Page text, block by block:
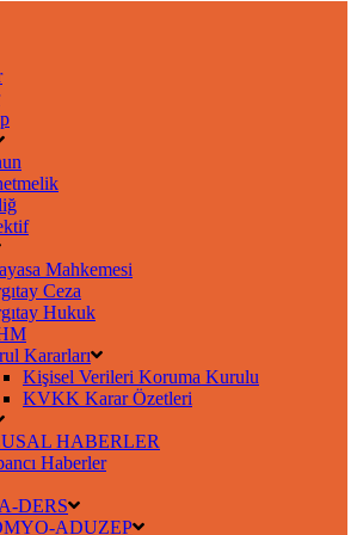
Mahkemesi
Ceza
Hukuk
Kararları
Kişisel Verileri Koruma Kurulu
KVKK Karar Özetleri
HABERLER
Haberler
DERS
ADUZEP